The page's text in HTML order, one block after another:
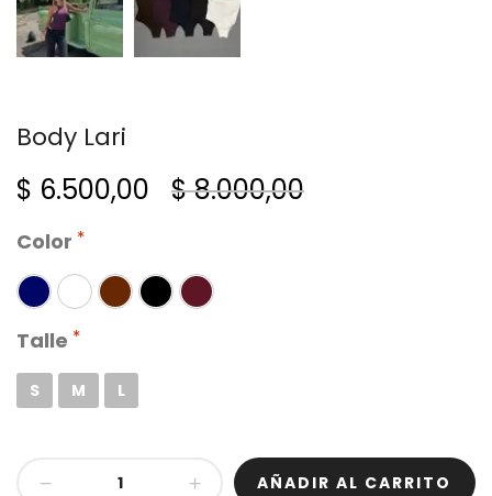
Body Lari
$8.000,00El
$ 6.500,00
El
Color
Talle
S M L
AÑADIR AL CARRITO